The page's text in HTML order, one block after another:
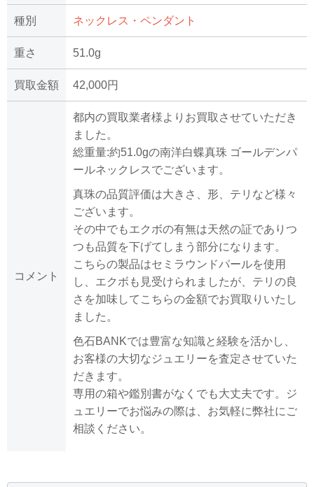
種別 ネックレス・ペンダント
重さ 51.0g
買取金額 42,000円
コメント
都内の買取業者様よりお買取させていただき
ました。
総重量:約51.0gの南洋白蝶真珠 ゴールデンパ
ールネックレスでございます。
真珠の品質評価は大きさ、形、テリなど様々
ございます。
その中でもエクボの有無は天然の証でありつ
つも品質を下げてしまう部分になります。
こちらの製品はセミラウンドパールを使用
し、エクボも見受けられましたが、テリの良
さを加味してこちらの金額でお買取りいたし
ました。
色石BANKでは豊富な知識と経験を活かし、
お客様の大切なジュエリーを査定させていた
だきます。
専用の箱や鑑別書がなくでも大丈夫です。ジ
ュエリーでお悩みの際は、お気軽に弊社にご
相談ください。